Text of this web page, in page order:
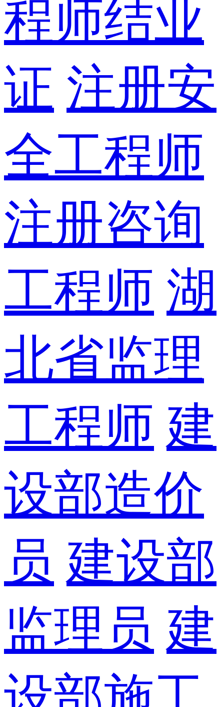
程师结业
证 注册安
全工程师
注册咨询
工程师 湖
北省监理
工程师 建
设部造价
员 建设部
监理员 建